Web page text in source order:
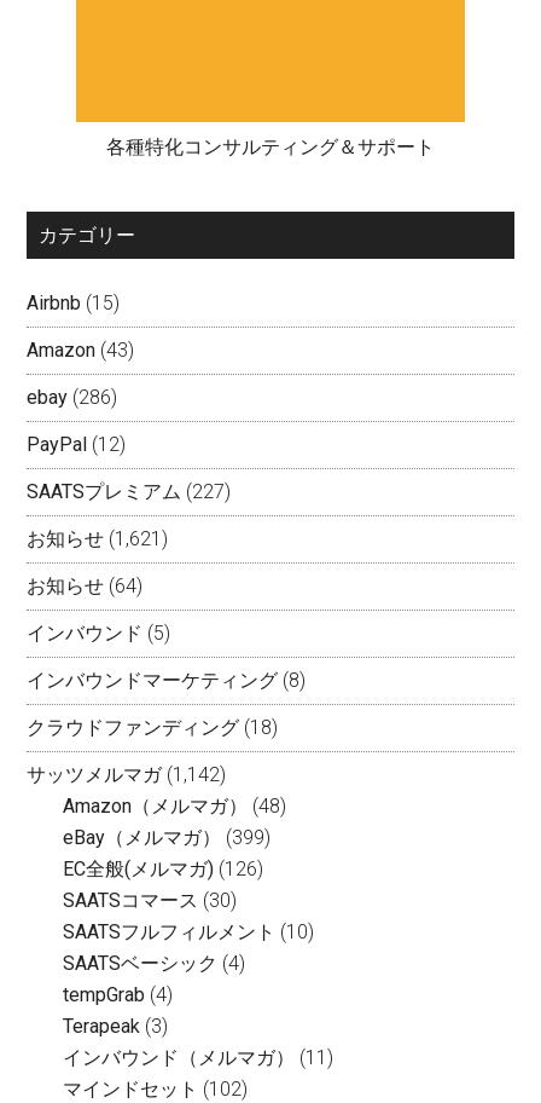
各種特化コンサルティング＆サポート
カテゴリー
Airbnb (15)
Amazon (43)
ebay (286)
PayPal (12)
SAATSプレミアム (227)
お知らせ (1,621)
お知らせ (64)
インバウンド (5)
インバウンドマーケティング (8)
クラウドファンディング (18)
サッツメルマガ(1,142)
Amazon（メルマガ）
(48)
eBay（メルマガ）
(399)
EC全般(メルマガ) (126)
SAATSコマース (30)
SAATSフルフィルメント (10)
SAATSベーシック (4)
tempGrab (4)
Terapeak (3)
インバウンド（メルマガ）
(11)
マインドセット (102)